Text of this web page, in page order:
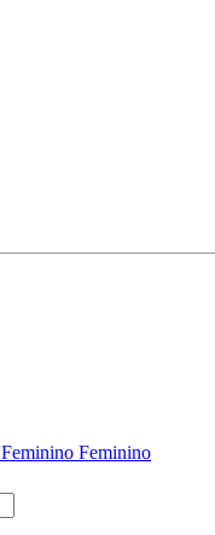
Feminino Feminino